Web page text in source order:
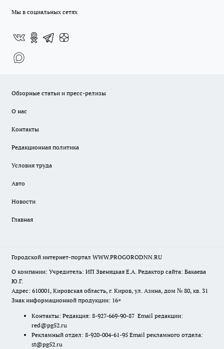
Мы в социальных сетях
Обзорные статьи и пресс-релизы
О нас
Контакты
Редакционная политика
Условия труда
Авто
Новости
Главная
Городской интернет-портал WWW.PROGORODNN.RU
О компании: Учредитель: ИП Звеняцкая Е.А. Редактор сайта: Бакаева
Ю.Г.
Адрес: 610001, Кировская область, г. Киров, ул. Азина, дом № 80, кв. 31
Знак информационной продукции: 16+
Контакты: Редакция: 8-927-669-90-87 Email редакции:
red@pg52.ru
Рекламный отдел: 8-920-004-61-95 Email рекламного отдела:
st@pg52.ru